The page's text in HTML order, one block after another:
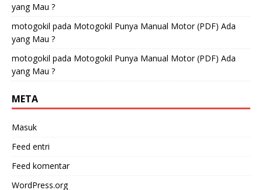
yang Mau ?
motogokil pada Motogokil Punya Manual Motor (PDF) Ada
yang Mau ?
motogokil pada Motogokil Punya Manual Motor (PDF) Ada
yang Mau ?
META
Masuk
Feed entri
Feed komentar
WordPress.org